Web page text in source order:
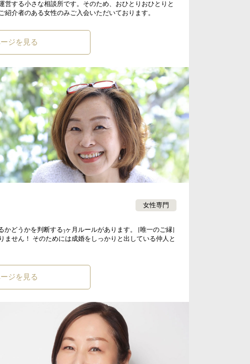
する小さな相談所です。そのため、おひとりおひとりと
介者のある女性のみご入会いただいております。
ジを見る
女性専門
どうかを判断する3ヶ月ルールがあります。 [唯一のご縁]
せん！ そのためには成婚をしっかりと出している仲人と
ジを見る